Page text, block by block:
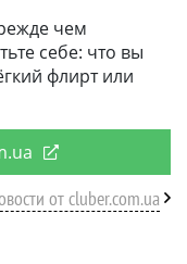
чем
себе: что вы
флирт или
от cluber.com.ua